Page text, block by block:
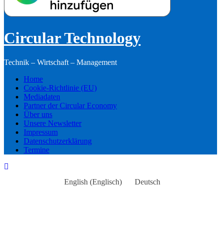
Circular Technology
Technik – Wirtschaft – Management
Home
Cookie-Richtlinie (EU)
Mediadaten
Partner der Circular Economy
Über uns
Unsere Newsletter
Impressum
Datenschutzerklärung
Termine
English (Englisch) Deutsch